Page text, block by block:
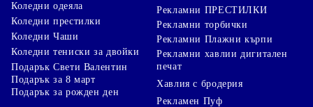
Коледни одеяла
Коледни престилки
Коледни Чаши
Коледни тениски за двойки
Подарък Свети Валентин
Подарък за 8 март
Подарък за рожден ден
Рекламни ПРЕСТИЛКИ
Рекламни торбички
Рекламни Плажни кърпи
Рекламни хавлии дигитален
печат
Хавлия с бродерия
Рекламен Пуф